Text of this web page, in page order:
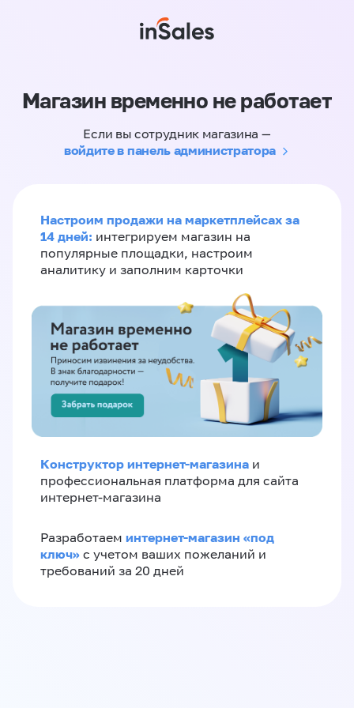
Магазин временно не работает
Если вы сотрудник магазина —
войдите в панель администратора
Настроим продажи на маркетплейсах за
14 дней: интегрируем магазин на
популярные площадки, настроим
аналитику и заполним карточки
Конструктор интернет-магазина и
профессиональная платформа для сайта
интернет-магазина
Разработаем интернет-магазин «‎под
ключ»‎ с учетом ваших пожеланий и
требований за 20 дней